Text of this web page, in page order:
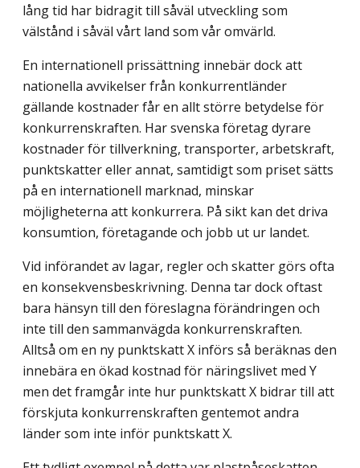
lång tid har bidragit till såväl utveckling som
välstånd i såväl vårt land som vår omvärld.
En internationell prissättning innebär dock att
nationella avvikelser från konkurrent­länder
gällande kostnader får en allt större betydelse för
konkurrenskraften. Har svenska företag dyrare
kostnader för tillverkning, transporter, arbetskraft,
punktskatter eller annat, samtidigt som priset sätts
på en internationell marknad, minskar
möjligheterna att konkurrera. På sikt kan det driva
konsumtion, företagande och jobb ut ur landet.
Vid införandet av lagar, regler och skatter görs ofta
en konsekvensbeskrivning. Denna tar dock oftast
bara hänsyn till den föreslagna förändringen och
inte till den samman­vägda konkurrenskraften.
Alltså om en ny punktskatt X införs så beräknas den
innebära en ökad kostnad för näringslivet med Y
men det framgår inte hur punktskatt X bidrar till att
förskjuta konkurrenskraften gentemot andra
länder som inte inför punktskatt X.